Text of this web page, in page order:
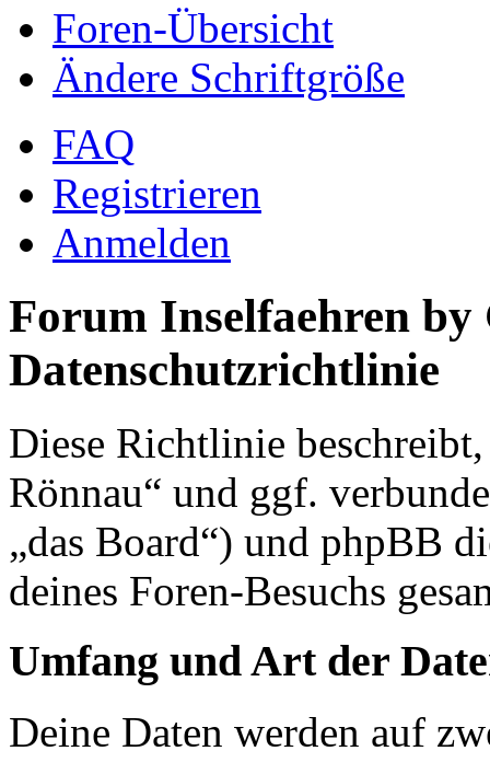
Foren-Übersicht
Ändere Schriftgröße
FAQ
Registrieren
Anmelden
Forum Inselfaehren by
Datenschutzrichtlinie
Diese Richtlinie
Rönnau“ und ggf.
„das Board“) und phpBB
deines Foren-Besuchs
Umfang und Art der
Deine Daten werden auf